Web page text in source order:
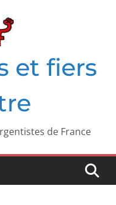
et fiers
de France